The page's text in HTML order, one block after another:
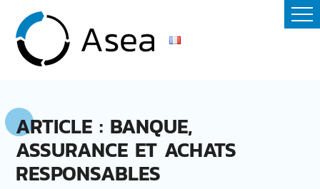
ARTICLE : BANQUE,
ASSURANCE ET ACHATS
RESPONSABLES